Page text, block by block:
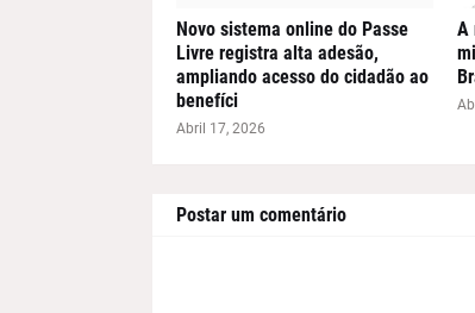
Novo sistema online do Passe
Livre registra alta adesão,
ampliando acesso do cidadão ao
benefíci
Abril 17, 2026
A
Postar um comentário